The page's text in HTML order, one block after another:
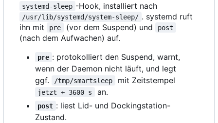
systemd-sleep -Hook, installiert nach
/usr/lib/systemd/system-sleep/ . systemd ruft
ihn mit
pre (vor dem Suspend) und post
(nach dem Aufwachen) auf.
pre : protokolliert den Suspend, warnt,
wenn der Daemon nicht läuft, und legt
ggf.
/tmp/smartsleep mit Zeitstempel
jetzt + 3600 s an.
post : liest Lid- und Dockingstation-
Zustand.